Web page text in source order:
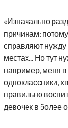
«Изначально
причинам:
справляют нужду
местах... Но тут
например, меня в
одноклассники,
правильно
девочек в более